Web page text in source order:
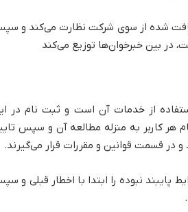
شده از سوی شرکت نظارت می‌کند و
در بین خبرخوان‌ها توزیع می‌کند
از خدمات آن است و ثبت نام در
هر کاربر به منزله مطالعه آن و سپس
قسمت قوانین و مقررات قرار می‌گیرند.
نبوده را ابتدا با اخطار قبلی و